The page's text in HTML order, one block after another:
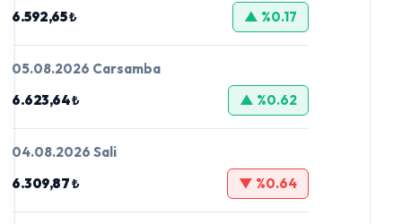
6.592,65 ₺
▲ %0.17
05.08.2026 Carsamba
6.623,64 ₺
▲ %0.62
04.08.2026 Sali
6.309,87 ₺
▼ %0.64